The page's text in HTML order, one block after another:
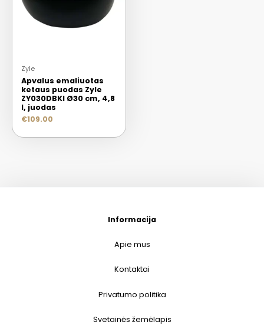
Zyle
Apvalus emaliuotas
ketaus puodas Zyle
ZY030DBKI Ø30 cm, 4,8
l, juodas
€109.00
Informacija
Apie mus
Kontaktai
Privatumo politika
Svetainės žemėlapis